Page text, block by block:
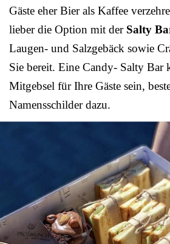
Gäste eher Bier als Kaffee
lieber die Option mit derSalty
Laugen- und Salzgebäck sowie
Sie bereit. Eine Candy- Salty Bar
Mitgebsel für Ihre Gäste sein,
Namensschilder dazu.